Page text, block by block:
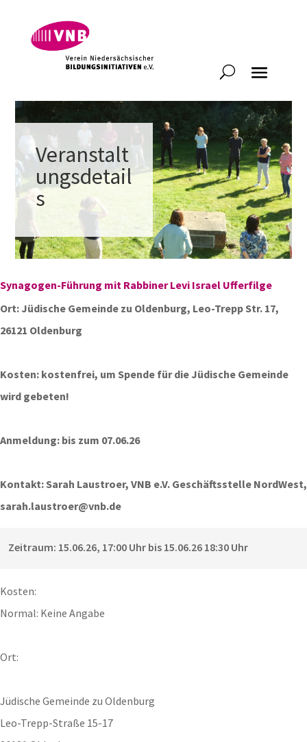
Veranstalt
ungsdetail
s
Synagogen-Führung mit Rabbiner Levi Israel Ufferfilge
Ort: Jüdische Gemeinde zu Oldenburg, Leo-Trepp Str. 17,
26121 Oldenburg
Kosten: kostenfrei, um Spende für die Jüdische Gemeinde
wird gebeten!
Anmeldung: bis zum 07.06.26
Kontakt: Sarah Laustroer, VNB e.V. Geschäftsstelle NordWest,
sarah.laustroer@vnb.de
Zeitraum: 15.06.26, 17:00 Uhr bis 15.06.26 18:30 Uhr
Kosten:
Normal: Keine Angabe
Ort:
Jüdische Gemeinde zu Oldenburg
Leo-Trepp-Straße 15-17